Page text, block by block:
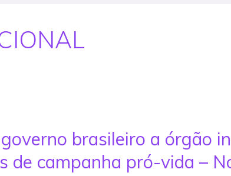
brasileiro a órgão
de campanha pró-vida –